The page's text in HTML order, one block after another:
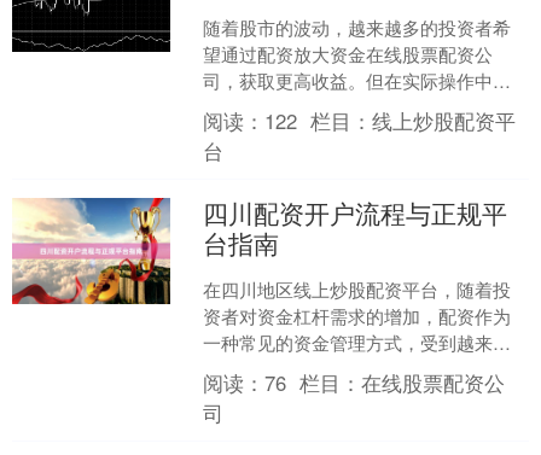
随着股市的波动，越来越多的投资者希
望通过配资放大资金在线股票配资公
司，获取更高收益。但在实际操作中，
很多人对股票开户配资的流程、条件以
及如何选择正规平台存在疑问....
阅读： 122 栏目：线上炒股配资平
台
四川配资开户流程与正规平
台指南
在四川地区线上炒股配资平台，随着投
资者对资金杠杆需求的增加，配资作为
一种常见的资金管理方式，受到越来越
多人的关注。但配资市场鱼龙混杂，如
何选择正规平台、顺利完成....
阅读：76 栏目：在线股票配资公
司